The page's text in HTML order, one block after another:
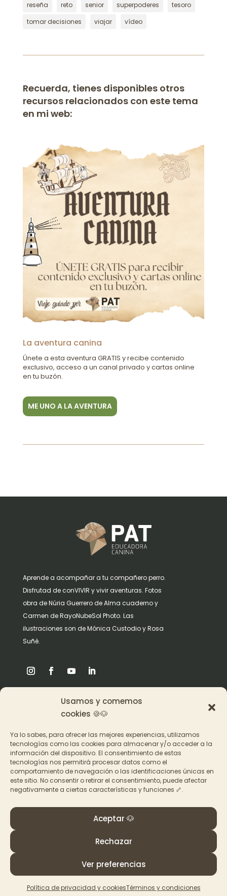
Usamos y comemos
cookies 🍪🐶
Ya lo sabes, para ofrecer las mejores experiencias, utilizamos
tecnologías como las cookies para almacenar y/o acceder a la
información del dispositivo. El consentimiento de estas
tecnologías nos permitirá procesar datos como el
comportamiento de navegación o las identificaciones únicas en
este sitio. No consentir o retirar el consentimiento, puede afectar
negativamente a ciertas características y funciones 🦴.
Aceptar 🐶
Rechazar
Ver preferencias
Política de privacidad y cookiesTérminos y condiciones
reseña
reto senior superpoderes
tesoro
tomar decisiones
viajar vídeo
Recuerda, tienes disponibles otros
recursos relacionados con este tema
en mi web:
La aventura canina
Únete a esta aventura GRATIS y recibe contenido
exclusivo, acceso a un canal privado y cartas online
en tu buzón.
ME UNO A LA AVENTURA
Aprende a acompañar a tu compañero perro.
Disfrutad de conVIVIR y vivir aventuras. Fotos
obra de Núria Guerrero de Alma cuaderno y
Carmen de RayoNubeSol Photo. Las
ilustraciones son de Mónica Custodio y Rosa
Suñè.
Acceder a los cursos
Contacto
© PAT Educadora Canina, Galicia
cookies